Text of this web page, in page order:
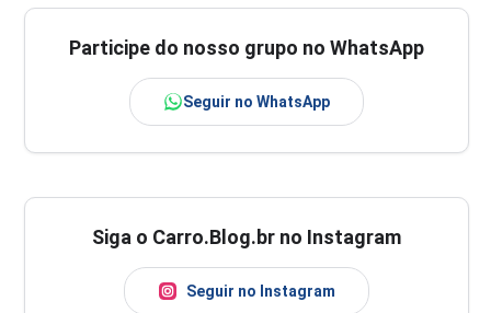
Participe do nosso grupo no WhatsApp
Seguir no WhatsApp
Siga o Carro.Blog.br no Instagram
Seguir no Instagram